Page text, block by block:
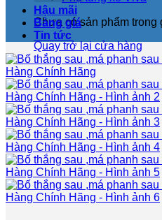
Chưa có sản phẩm trong
Quay trở lại cửa hàng
Hậu mãi
Bảng giá
Tin tức